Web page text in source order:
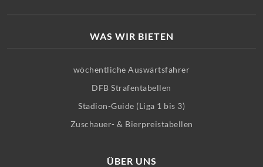
WAS WIR BIETEN
wöchentliche Auswärtsfahrer
DFB Strafentabellen
Stadion-Guide (Liga 1 bis 3)
Zuschauer- & Bierpreistabellen
ÜBER UNS